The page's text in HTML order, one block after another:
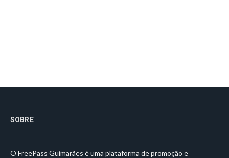
SOBRE
O FreePass Guimarães é uma plataforma de promoção e